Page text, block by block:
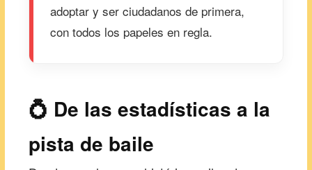
adoptar y ser ciudadanos de primera,
con todos los papeles en regla.
💍 De las estadísticas a la
pista de baile